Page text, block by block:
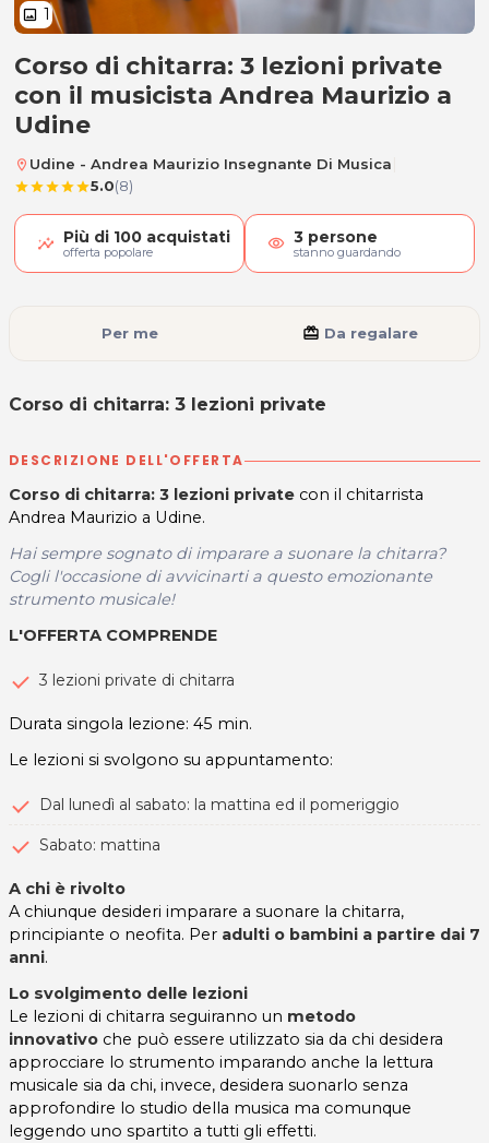
image 1
Corso di chitarra: 3 lezioni private
Corso di chitarra: 3 lezioni private
con il musicista Andrea Maurizio a
Udine
location_on Udine - Andrea Maurizio Insegnante Di Musica
starstarstarstarstar5.0(8)
Più di 100 acquistati
offerta popolare visibility 3 persone
stanno guardando
Corso di chitarra: 3 lezioni private
Per me card_giftcard Da regalare
DESCRIZIONE DELL'OFFERTA
Corso di chitarra: 3 lezioni private con il chitarrista
Andrea Maurizio a Udine.
Hai sempre sognato di imparare a suonare la chitarra?
Cogli l'occasione di avvicinarti a questo emozionante
strumento musicale!
L'OFFERTA COMPRENDE
3 lezioni private di chitarra
Durata singola lezione: 45 min.
Le lezioni si svolgono su appuntamento:
Dal lunedì al sabato: la mattina ed il pomeriggio
Sabato: mattina
A chi è rivolto
A chiunque desideri imparare a suonare la chitarra,
principiante o neofita. Per adulti o bambini a partire dai 7
anni.
Lo svolgimento delle lezioni
Le lezioni di chitarra seguiranno un metodo
innovativo che può essere utilizzato sia da chi desidera
approcciare lo strumento imparando anche la lettura
musicale sia da chi, invece, desidera suonarlo senza
approfondire lo studio della musica ma comunque
leggendo uno spartito a tutti gli effetti.